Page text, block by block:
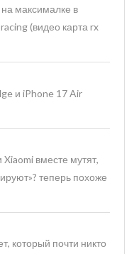
максималке в
(видео карта rx
и iPhone 17 Air
вместе мутят,
теперь похоже
который почти никто